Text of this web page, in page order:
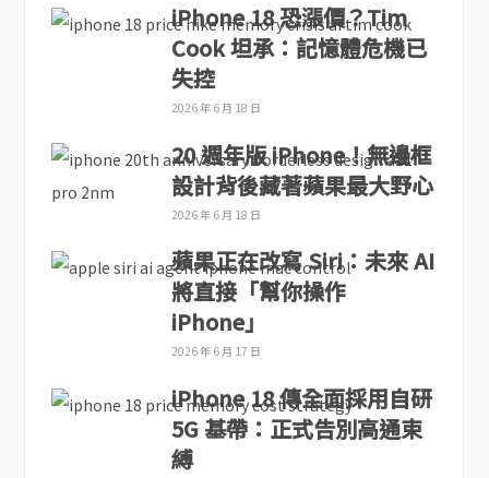
iPhone 18 恐漲價？Tim
Cook 坦承：記憶體危機已
失控
2026 年 6 月 18 日
20 週年版 iPhone！無邊框
設計背後藏著蘋果最大野心
2026 年 6 月 18 日
蘋果正在改寫 Siri：未來 AI
將直接「幫你操作
iPhone」
2026 年 6 月 17 日
iPhone 18 傳全面採用自研
5G 基帶：正式告別高通束
縛